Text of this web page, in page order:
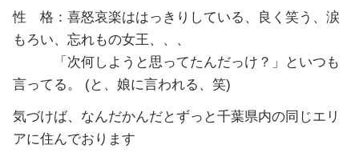
性 格：喜怒哀楽ははっきりしている、良く笑う、涙
もろい、忘れもの女王、、、
「次何しようと思ってたんだっけ？」といつも
言ってる。 (と、娘に言われる、笑)
気づけば、なんだかんだとずっと千葉県内の同じエリ
アに住んでおります